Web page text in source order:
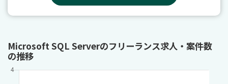
Microsoft SQL Serverのフリーランス求人・案件数
の推移